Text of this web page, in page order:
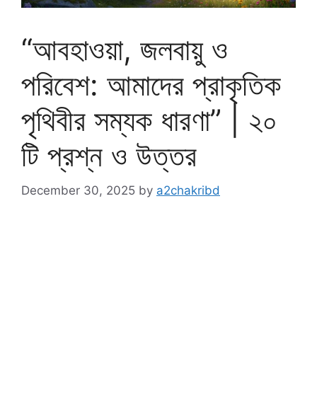
“আবহাওয়া, জলবায়ু ও
পরিবেশ: আমাদের প্রাকৃতিক
পৃথিবীর সম্যক ধারণা” | ২০
টি প্রশ্ন ও উত্তর
December 30, 2025 by a2chakribd